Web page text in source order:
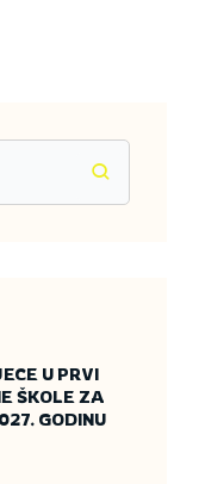
U PRVI
ŠKOLE ZA
GODINU